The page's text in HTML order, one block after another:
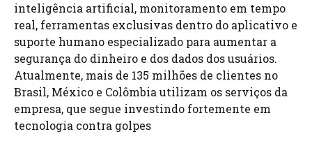
inteligência artificial, monitoramento em tempo
real, ferramentas exclusivas dentro do aplicativo e
suporte humano especializado para aumentar a
segurança do dinheiro e dos dados dos usuários.
Atualmente, mais de 135 milhões de clientes no
Brasil, México e Colômbia utilizam os serviços da
empresa, que segue investindo fortemente em
tecnologia contra golpes